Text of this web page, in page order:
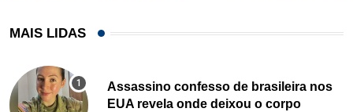
MAIS LIDAS
Assassino confesso de brasileira nos
EUA revela onde deixou o corpo